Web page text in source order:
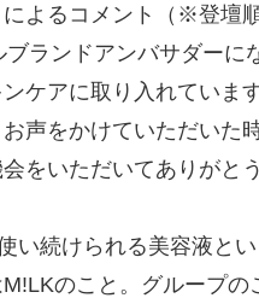
よるコメント（※登壇
ランドアンバサダー
ケアに取り入れてい
声をかけていただいた
をいただいてありがと
い続けられる美容液と
のこと。グループ